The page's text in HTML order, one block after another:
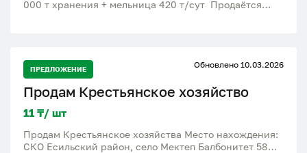
000 т хранения + мельница 420 т/сут Продаётся
SATAKE 420 т/сут + цех кормов 100 т/сут (на
консервации) • Ж/д пути 2,5 км, авто/жд весы,
зерносушилка 50 т/ч • Инфраструктура: котельная,
энерго- и водоснабжение, лаборатория, гостиница,
столовая Готов к эксплуатации, хранится 20 000 т
ПРЕДЛОЖЕНИЕ Обновлено 10.03.2026
Продам Крестьянское хозяйство
11 ₸/ шт
Продам Крестьянское хозяйства Место нахождения:
СКО Есильский район, село Мектеп Балбонитет 58